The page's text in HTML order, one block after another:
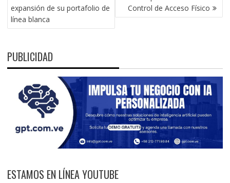
DE
ENTRADAS
expansión de su portafolio de
línea blanca
Control de Acceso Físico
PUBLICIDAD
ESTAMOS EN LÍNEA YOUTUBE